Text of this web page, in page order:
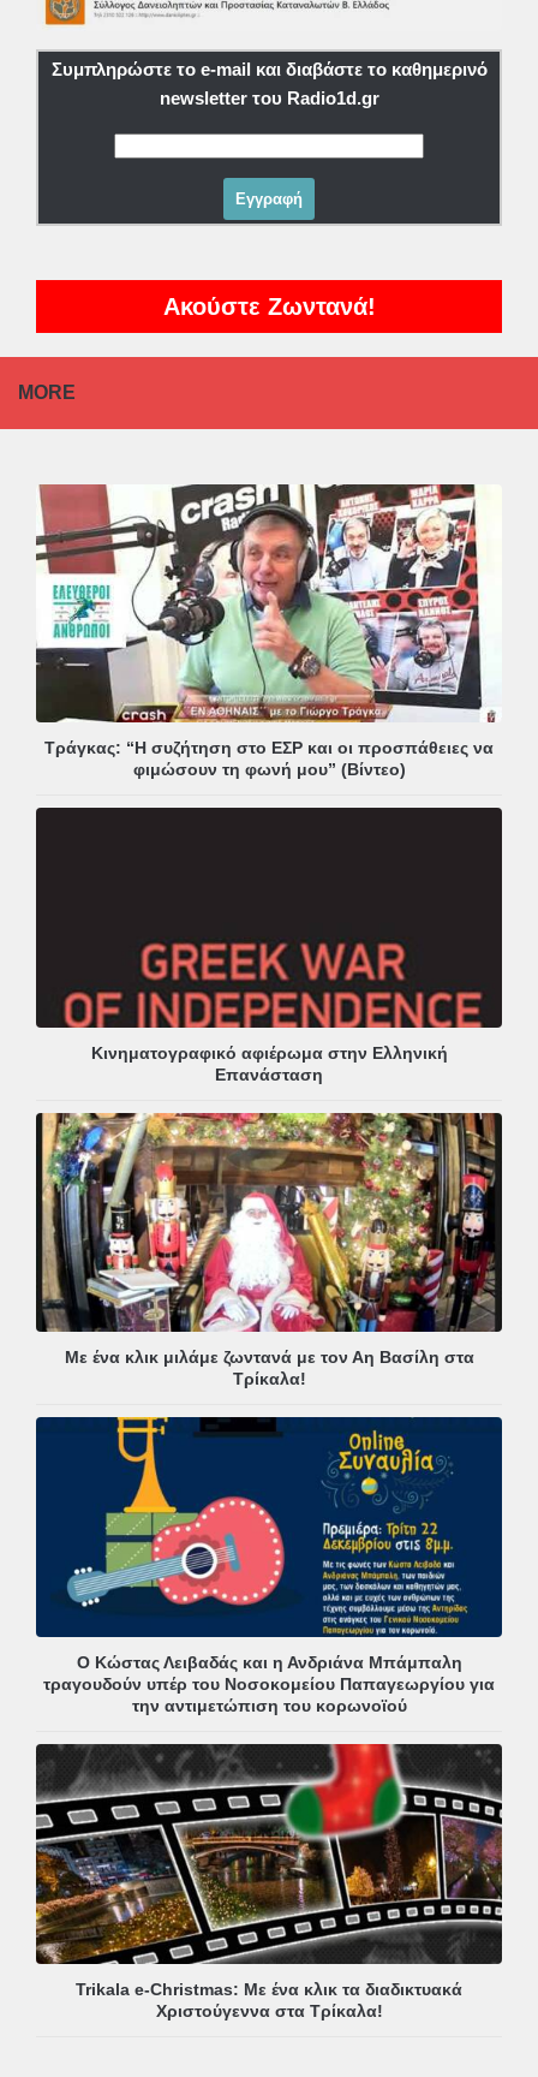
Συμπληρώστε το e-mail και διαβάστε το καθημερινό
newsletter του Radio1d.gr
Ακούστε Ζωντανά!
MORE
Τράγκας: “Η συζήτηση στο ΕΣΡ και οι προσπάθειες να
φιμώσουν τη φωνή μου” (Βίντεο)
Κινηματογραφικό αφιέρωμα στην Ελληνική
Επανάσταση
Με ένα κλικ μιλάμε ζωντανά με τον Αη Βασίλη στα
Τρίκαλα!
Ο Κώστας Λειβαδάς και η Ανδριάνα Μπάμπαλη
τραγουδούν υπέρ του Νοσοκομείου Παπαγεωργίου για
την αντιμετώπιση του κορωνοϊού
Trikala e-Christmas: Με ένα κλικ τα διαδικτυακά
Χριστούγεννα στα Τρίκαλα!